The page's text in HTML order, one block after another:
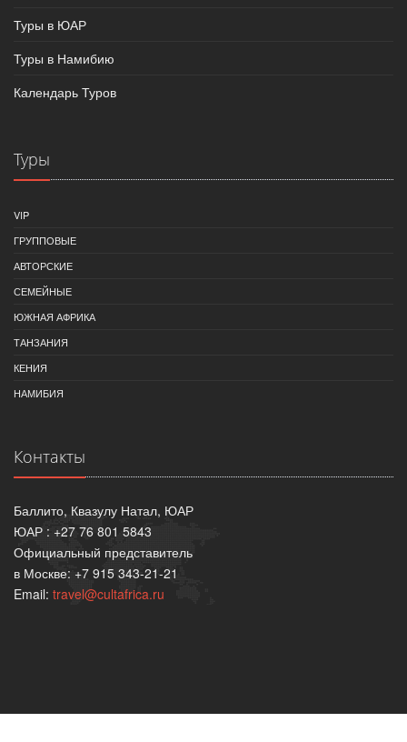
Туры в ЮАР
Туры в Намибию
Календарь Туров
Туры
VIP
ГРУППОВЫЕ
АВТОРСКИЕ
СЕМЕЙНЫЕ
ЮЖНАЯ АФРИКА
ТАНЗАНИЯ
КЕНИЯ
НАМИБИЯ
Контакты
Баллито, Квазулу Натал, ЮАР
ЮАР : +27 76 801 5843
Официальный представитель
в Москве: +7 915 343-21-21
Email: travel@cultafrica.ru